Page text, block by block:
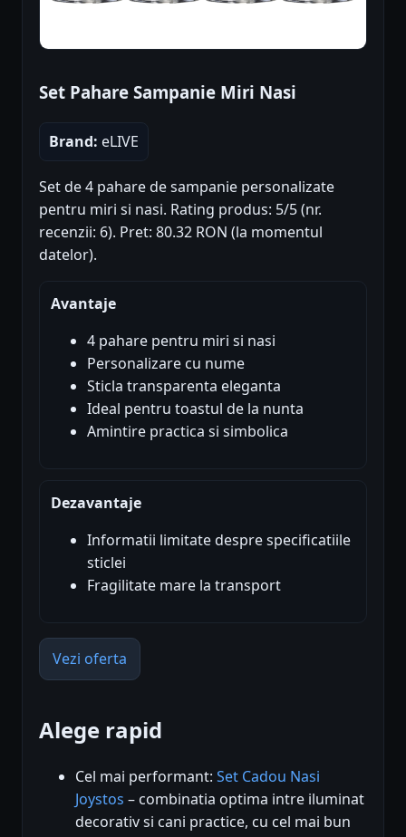
Set Pahare Sampanie Miri Nasi
Brand: eLIVE
Set de 4 pahare de sampanie personalizate
pentru miri si nasi. Rating produs: 5/5 (nr.
recenzii: 6). Pret: 80.32 RON (la momentul
datelor).
Avantaje
4 pahare pentru miri si nasi
Personalizare cu nume
Sticla transparenta eleganta
Ideal pentru toastul de la nunta
Amintire practica si simbolica
Dezavantaje
Informatii limitate despre specificatiile
sticlei
Fragilitate mare la transport
Vezi oferta
Alege rapid
Cel mai performant: Set Cadou Nasi
Joystos – combinatia optima intre iluminat
decorativ si cani practice, cu cel mai bun